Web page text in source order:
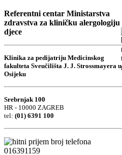
Referentni centar Ministarstva
zdravstva za kliničku alergologiju
djece
Klinika za pedijatriju Medicinskog
fakulteta Sveučilišta J. J. Strossmayera u
Osijeku
Srebrnjak 100
HR - 10000 ZAGREB
tel: (01) 6391 100